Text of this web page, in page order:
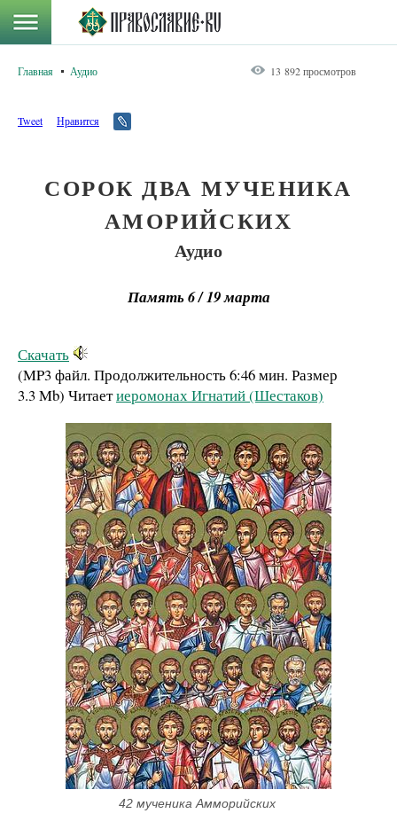
Главная Аудио 13 892 просмотров
Tweet Нравится
СОРОК ДВА МУЧЕНИКА
АМОРИЙСКИХ
Аудио
Память 6 / 19 марта
Скачать
(MP3 файл. Продолжительность6:46 мин. Размер
3.3 Mb) Читаетиеромонах Игнатий (Шестаков)
42 мученика Амморийских